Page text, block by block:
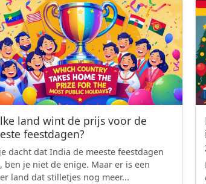
land wint de prijs voor de
feestdagen?
dacht dat India de meeste feestdagen
ben je niet de enige. Maar er is een
land dat stilletjes nog meer...